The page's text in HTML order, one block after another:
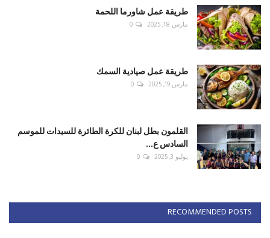
طريقة عمل شاورما اللحمة
مارس 18, 2025 0
طريقة عمل صيادية السمك
مارس 19, 2025 0
القلمون بطل لبنان للكرة الطائرة للسيدات للموسم
السادس ع...
يوليو 3, 2025 0
RECOMMENDED POSTS